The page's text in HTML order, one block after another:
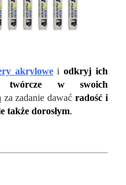
akrylowe i odkryj ich
twórcze w swoich
za zadanie dawaćradośći
także dorosłym.